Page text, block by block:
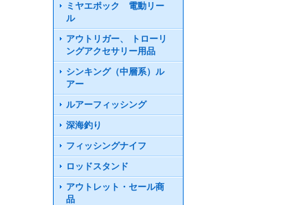
ミヤエポック 電動リー
ル
アウトリガー、 トローリ
ングアクセサリー用品
シンキング（中層系）ル
アー
ルアーフィッシング
深海釣り
フィッシングナイフ
ロッドスタンド
アウトレット・セール商
品